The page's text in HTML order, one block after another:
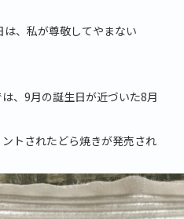
、私が尊敬してやまない
、9月の誕生日が近づいた8月
トされたどら焼きが発売され